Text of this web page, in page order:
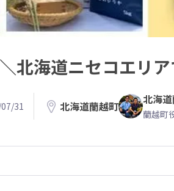
北海道ニセコエリ
31 北海道蘭越町 北海
蘭越町